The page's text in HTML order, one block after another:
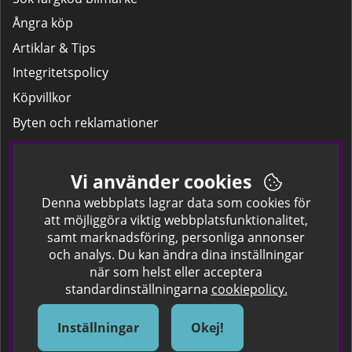
Ångra köp
Artiklar & Tips
Integritetspolicy
Köpvillkor
Byten och reklamationer
Leverans
Hitta färgkoden på bilen.
Företagskund
Om oss
Om Spraycan
IKEA Färger
Vi använder cookies
Denna webbplats lagrar data som cookies för
att möjliggöra viktig webbplatsfunktionalitet,
samt marknadsföring, personliga annonser
och analys. Du kan ändra dina inställningar
när som helst eller acceptera
standardinställningarna cookiepolicy.
Inställningar Okej!